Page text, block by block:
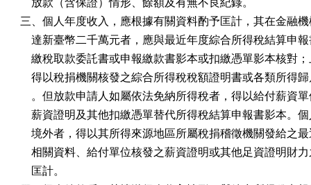
    放款（含保證）情形、餘額及有無不良紀錄。
三、個人年度收入，應根據有關資料酌予匡計，其在金融
達新臺幣二千萬元者，應與最近年度綜合所得稅結算申
繳稅取款委託書或申報繳款書影本或扣繳憑單影本核對
得以稅捐機關核發之綜合所得稅稅額證明書或各類所得
。但放款申請人如屬依法免納所得稅者，得以給付薪資
薪資證明及其他扣繳憑單替代所得稅結算申報書影本。
境外者，得以其所得來源地區所屬稅捐稽徵機關發給之
相關資料、給付單位核發之薪資證明或其他足資證明財
    匡計。